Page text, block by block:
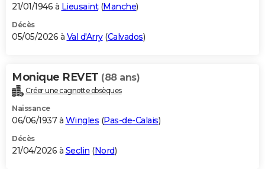
21/01/1946 à Lieusaint(Manche)
Décès
05/05/2026 à Val d'Arry(Calvados)
Monique REVET (88 ans)
Créer une cagnotte obsèques
Naissance
06/06/1937 à Wingles (Pas-de-Calais)
Décès
21/04/2026 à Seclin (Nord)